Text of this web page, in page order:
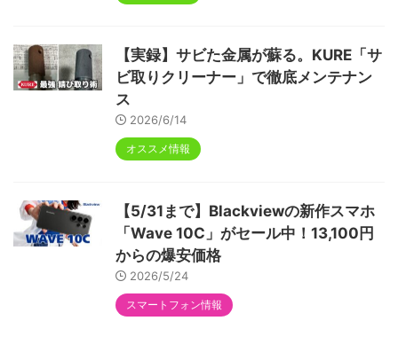
【実録】サビた金属が蘇る。KURE「サ
ビ取りクリーナー」で徹底メンテナン
ス
2026/6/14
オススメ情報
【5/31まで】Blackviewの新作スマホ
「Wave 10C」がセール中！13,100円
からの爆安価格
2026/5/24
スマートフォン情報